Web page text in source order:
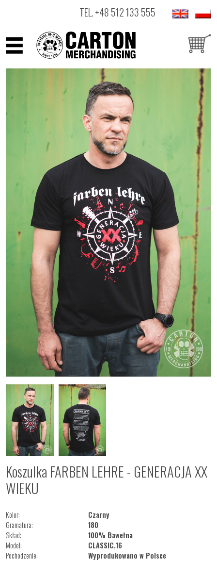
TEL.+48 512 133 555
ARTYŚCI
PRODUKTY
OUTLET
Koszulka FARBEN LEHRE - GENERACJA XX
WIEKU
Kolor:
Czarny
Gramatura:
180
Skład:
100% Bawełna
Model:
CLASSIC.16
Pochodzenie:
Wyprodukowano w Polsce